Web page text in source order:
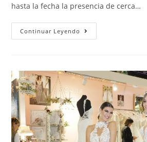
hasta la fecha la presencia de cerca…
Continuar Leyendo